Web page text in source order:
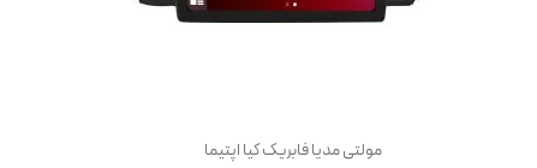
مولتی مدیا فابریک کیا اپتیما